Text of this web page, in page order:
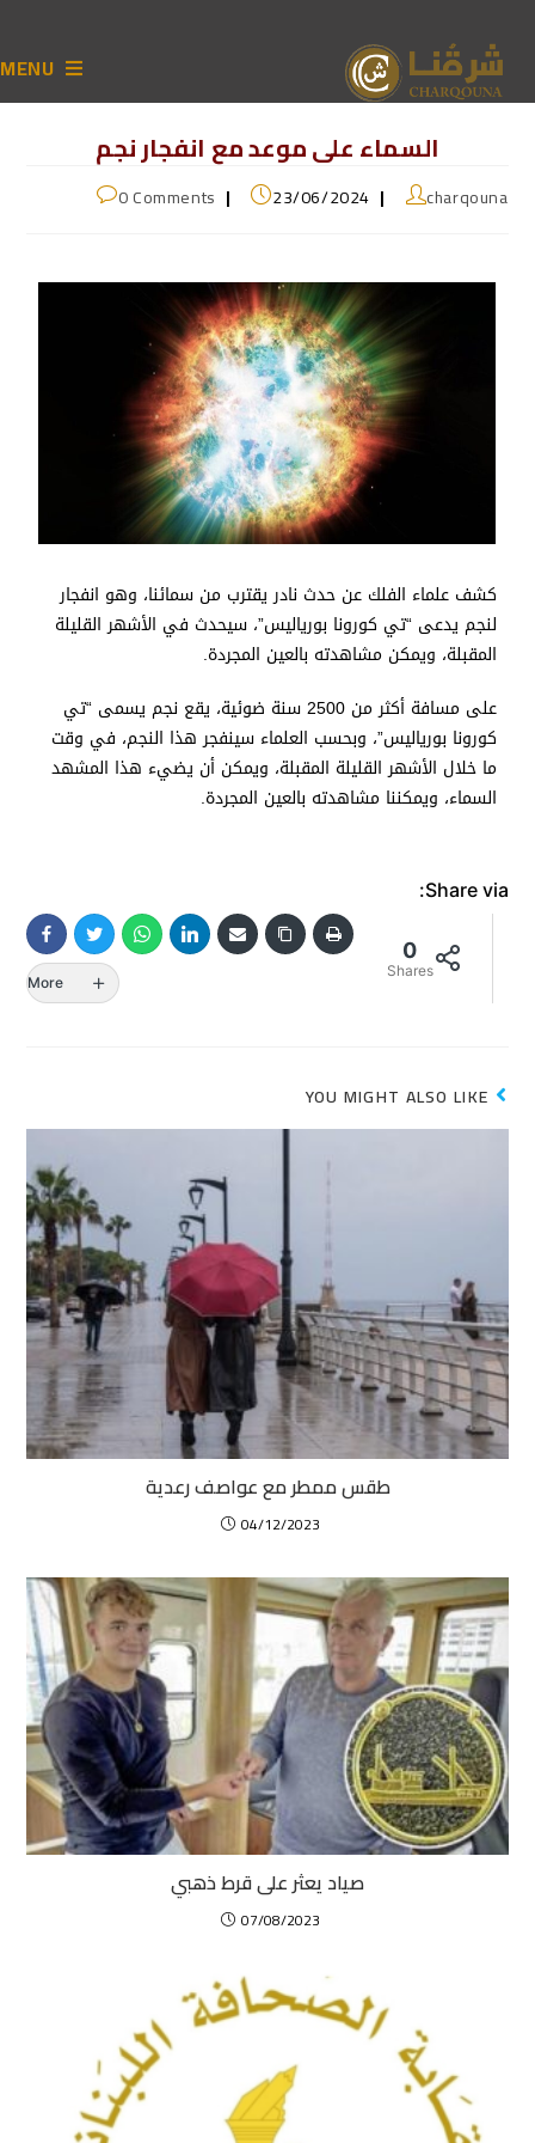
MENU
السماء على موعد مع انفجار نجم
charqouna
23/06/2024
0 Comments
كشف علماء الفلك عن حدث نادر يقترب من سمائنا، وهو انفجار
لنجم يدعى “تي كورونا بورياليس”، سيحدث في الأشهر القليلة
المقبلة، ويمكن مشاهدته بالعين المجردة.
على مسافة أكثر من 2500 سنة ضوئية، يقع نجم يسمى “تي
كورونا بورياليس”، وبحسب العلماء سينفجر هذا النجم، في وقت
ما خلال الأشهر القليلة المقبلة، ويمكن أن يضيء هذا المشهد
السماء، ويمكننا مشاهدته بالعين المجردة.
Share via:
0
Shares
More
YOU MIGHT ALSO LIKE
طقس ممطر مع عواصف رعدية
04/12/2023
صياد يعثر على قرط ذهبي
07/08/2023